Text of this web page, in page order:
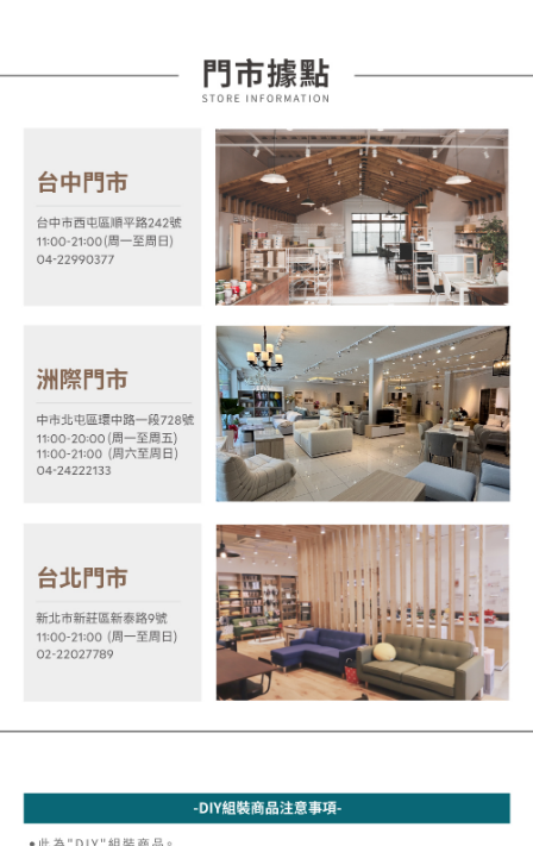
【注意事項】
1.本服務係由「台灣大哥大股份有限公司」（以下簡稱本公司）所提供，讓
買賣價金債權讓與本公司後，依約使用本公司帳單繳交帳款。
2.基於同意付款使用「大哥付你分期」之契約關係目的，商店將以您的個人
資料（包含姓名、電話或地址）提供予台灣大哥大進項蒐集、處理及利用，
由本公司與您本人進行分期帳單所需資料之確認、核對及更正。
3.完整用戶服務條款，請詳閱以下連結：https://oppay.tw/userRule
３．收到繳費通知簡訊後14天內，點擊此簡訊中的連結，可透過四大超商／
ATM／網路銀行／等多元方式進行付款，方視為交易完成。
※ 請注意：結帳手續完成當下不需立刻繳費，但若您需要取消訂單，請聯絡
購買商品的店家。未經商家同意取消之訂單仍視為有效，需透過AFTEE先享
※ 交易是否成功請以「AFTEE先享後付 」之結帳頁面顯示為準，若有關於
是否繳費成功／繳費後需取消欲退款等相關疑問，請聯繫「AFTEE先享後付
客戶支援中心」https://netprotections.freshdesk.com/support/home
【注意事項】
１．透過由恩沛科技股份有限公司提供之「AFTEE先享後付」服務完成之交
易，需依本服務之必要範圍內提供個人資料，並將交易相關給付款項請求債
２．關於個人資料處理事宜，請瀏覽以下網址：
３．未成年的使用者請事先徵得法定代理人或監護人之同意方可使用
「AFTEE先享後付」，若未經同意申辦者引起之損失，本公司不負相關責
任。
４．使用「AFTEE先享後付」時，將依據個別帳號之用戶狀況，依本公司即
時審查核予不同之上限額度；若仍有額度不足之情形，本公司將視審查結果
恩沛科技股份有限公司將有權停止該用戶之使用額度並採取法律行動。